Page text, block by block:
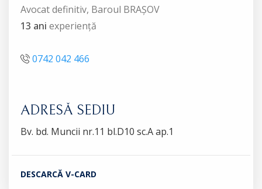
Avocat definitiv, Baroul BRAȘOV
13 ani experiență
0742 042 466
ADRESĂ SEDIU
Bv. bd. Muncii nr.11 bl.D10 sc.A ap.1
DESCARCĂ V-CARD